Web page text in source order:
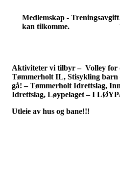
Medlemskap - Treningsavgift
kan tilkomme.
Aktiviteter vi tilbyr – Volley for
Tømmerholt IL, Stisykling
gå! – Tømmerholt Idrettslag,
Idrettslag, Løypelaget – I
Utleie av hus og bane!!!